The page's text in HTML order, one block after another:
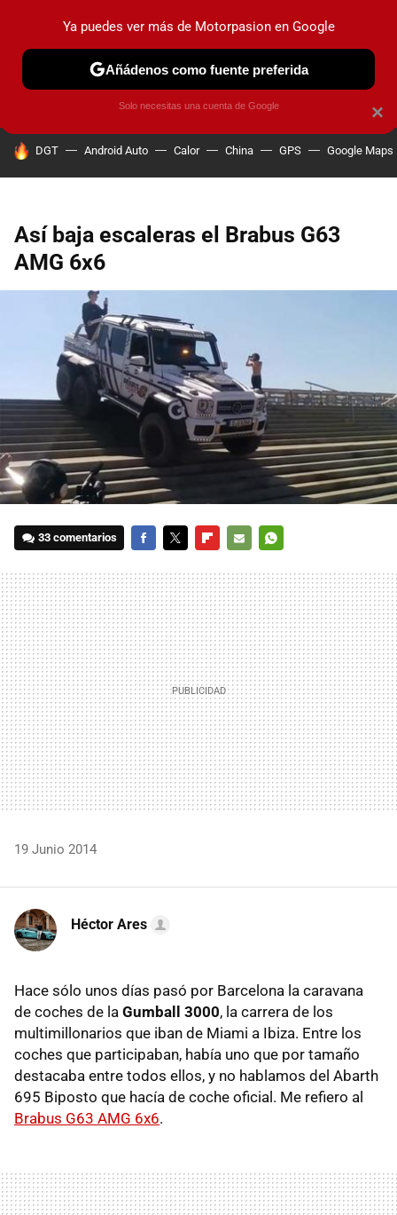
PRUEBAS COCHES ELÉCTRICOS OBSERVATORIO
HOY SE HABLA DE
DGT Android Auto Calor China GPS Google Maps
Así baja escaleras el Brabus G63
AMG 6x6
33 comentarios
MAIL
19 Junio 2014
Héctor Ares
Hace sólo unos días pasó por Barcelona la caravana
de coches de la Gumball 3000, la carrera de los
multimillonarios que iban de Miami a Ibiza. Entre los
coches que participaban, había uno que por tamaño
destacaba entre todos ellos, y no hablamos del Abarth
695 Biposto que hacía de coche oficial. Me refiero al
Brabus G63 AMG 6x6.
×
Ya puedes ver más de Motorpasion en Google
Añádenos como fuente preferida
Solo necesitas una cuenta de Google